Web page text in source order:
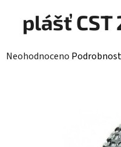
plášť CST
Průměrné
Neohodnoceno